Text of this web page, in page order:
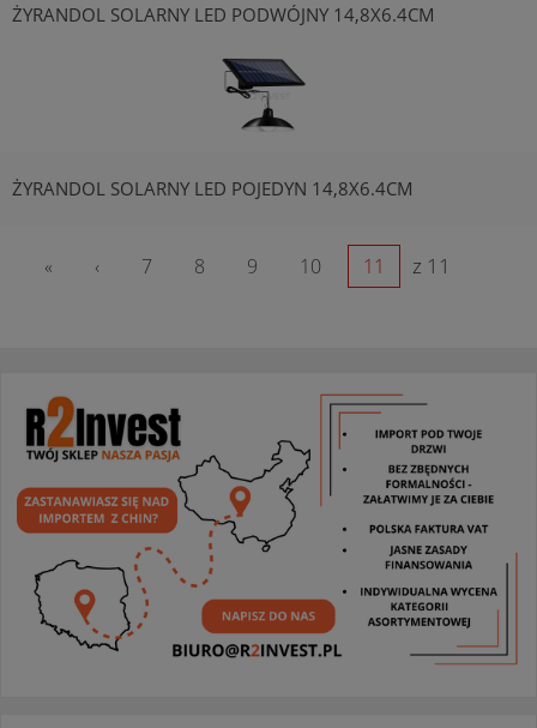
ŻYRANDOL SOLARNY LED PODWÓJNY 14,8X6.4CM
ŻYRANDOL SOLARNY LED POJEDYN 14,8X6.4CM
« ‹ 7 8 9 10 11 z 11